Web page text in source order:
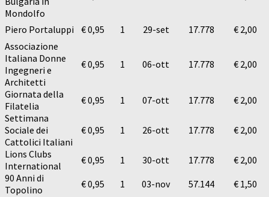
Mondolfo
Piero Portaluppi € 0,95 1 29-set 17.778
€ 2,00
Associazione
Italiana Donne
Ingegneri e
Architetti
€ 0,95 1 06-ott 17.778 € 2,00
Giornata della
Filatelia
€ 0,95 1 07-ott 17.778
€ 2,00
Settimana
Sociale dei
Cattolici Italiani
€ 0,95 1 26-ott 17.778
€ 2,00
Lions Clubs
International
€ 0,95 1 30-ott 17.778
€ 2,00
90 Anni di
Topolino
€ 0,95 1 03-nov 57.144
€ 1,50